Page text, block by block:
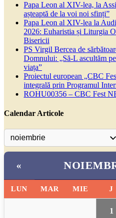
Papa Leon al XIV-lea, la
așteaptă de la voi noi sfinți”
Papa Leon al XIV-lea la
2026: Euharistia și Liturgia
Bisericii
PS Virgil Bercea de
Domnului: „Să-L ascultăm
viața”
Proiectul european „CBC
integrală prin Programul
ROHU00356 – CBC Fest
Calendar Articole
«
LUN MAR MIE J
1